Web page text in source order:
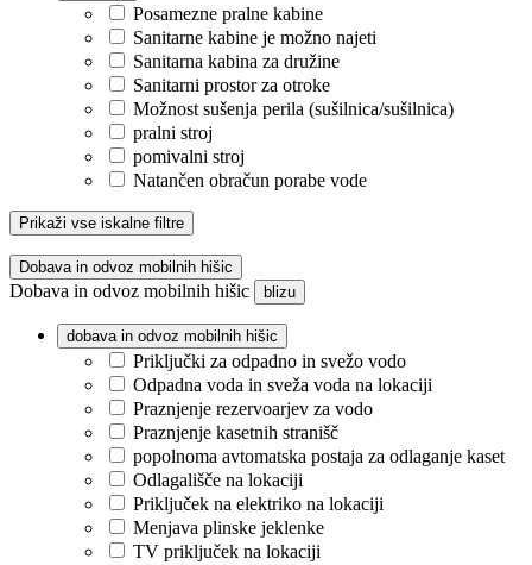
Posamezne pralne kabine
Sanitarne kabine je možno najeti
Sanitarna kabina za družine
Sanitarni prostor za otroke
Možnost sušenja perila (sušilnica/sušilnica)
pralni stroj
pomivalni stroj
Natančen obračun porabe vode
Prikaži vse iskalne filtre
Dobava in odvoz mobilnih hišic
Dobava in odvoz mobilnih hišic blizu
dobava in odvoz mobilnih hišic
Priključki za odpadno in svežo vodo
Odpadna voda in sveža voda na lokaciji
Praznjenje rezervoarjev za vodo
Praznjenje kasetnih stranišč
popolnoma avtomatska postaja za odlaganje kaset
Odlagališče na lokaciji
Priključek na elektriko na lokaciji
Menjava plinske jeklenke
TV priključek na lokaciji